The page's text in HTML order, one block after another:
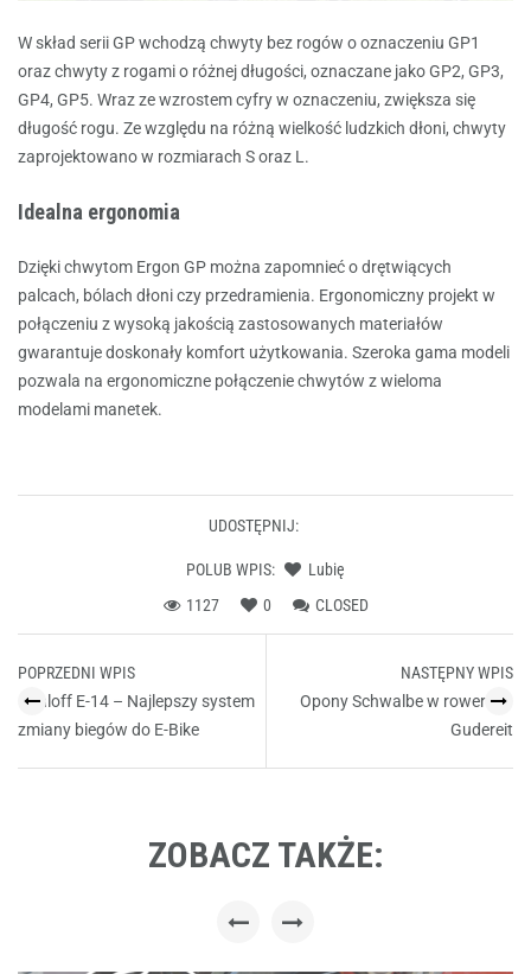
W skład serii GP wchodzą chwyty bez rogów o oznaczeniu GP1
oraz chwyty z rogami o różnej długości, oznaczane jako GP2, GP3,
GP4, GP5. Wraz ze wzrostem cyfry w oznaczeniu, zwiększa się
długość rogu. Ze względu na różną wielkość ludzkich dłoni, chwyty
zaprojektowano w rozmiarach S oraz L.
Idealna ergonomia
Dzięki chwytom Ergon GP można zapomnieć o drętwiących
palcach, bólach dłoni czy przedramienia. Ergonomiczny projekt w
połączeniu z wysoką jakością zastosowanych materiałów
gwarantuje doskonały komfort użytkowania. Szeroka gama modeli
pozwala na ergonomiczne połączenie chwytów z wieloma
modelami manetek.
UDOSTĘPNIJ:
POLUB WPIS:
Lubię
1127
0 CLOSED
navigation
POPRZEDNI WPIS
Rohloff E-14 – Najlepszy system
zmiany biegów do E-Bike
NASTĘPNY WPIS
Opony Schwalbe w rowerach
Gudereit
ZOBACZ TAKŻE: